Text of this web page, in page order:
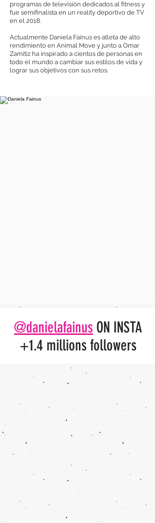
programas de televisión dedicados al fitness y
fue semifinalista en un reality deportivo de TV
en el 2018.
Actualmente Daniela Fainus es atleta de alto
rendimiento en Animal Move y junto a Omar
Zamitiz ha inspirado a cientos de personas en
todo el mundo a cambiar sus estilos de vida y
lograr sus objetivos con sus retos.
@danielafainus ON INSTA
+1.4 millions followers